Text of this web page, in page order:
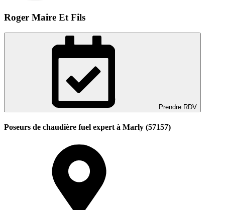
Roger Maire Et Fils
Prendre RDV
Poseurs de chaudière fuel expert à Marly (57157)